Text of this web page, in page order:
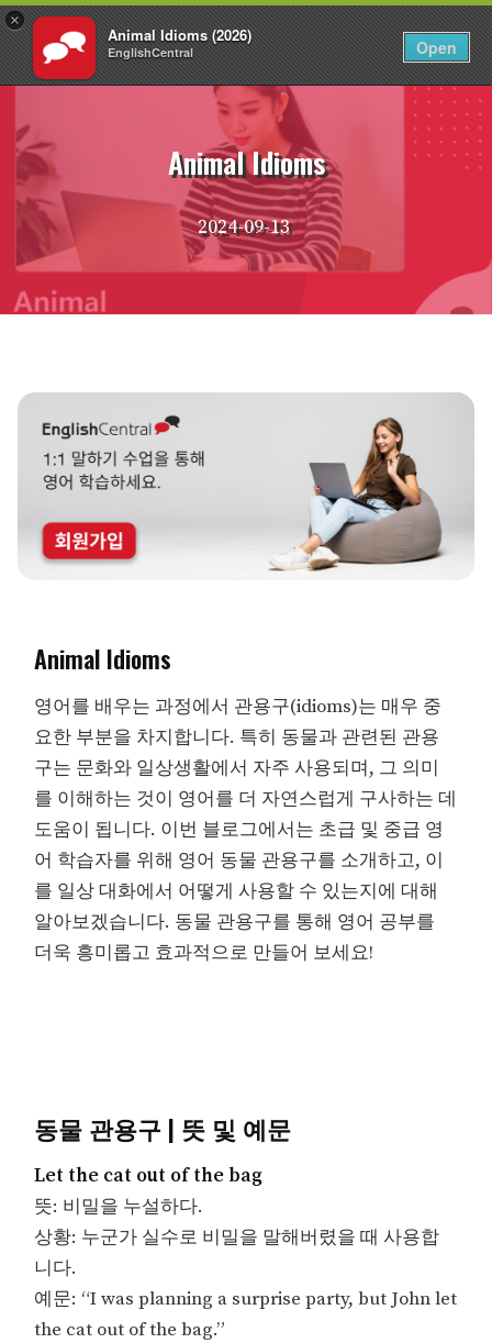
×
Animal Idioms (2026)
EnglishCentral Open
로그인 KO
Skip
content
Animal Idioms
2024-09-13
Animal Idioms
영어를 배우는 과정에서 관용구(idioms)는 매우 중
요한 부분을 차지합니다. 특히 동물과 관련된 관용
구는 문화와 일상생활에서 자주 사용되며, 그 의미
를 이해하는 것이 영어를 더 자연스럽게 구사하는 데
도움이 됩니다. 이번 블로그에서는 초급 및 중급 영
어 학습자를 위해 영어 동물 관용구를 소개하고, 이
를 일상 대화에서 어떻게 사용할 수 있는지에 대해
알아보겠습니다. 동물 관용구를 통해 영어 공부를
더욱 흥미롭고 효과적으로 만들어 보세요!
동물 관용구 | 뜻 및 예문
Let the cat out of the bag
뜻: 비밀을 누설하다.
상황: 누군가 실수로 비밀을 말해버렸을 때 사용합
니다.
예문: “I was planning a surprise party, but John let
the cat out of the bag.”